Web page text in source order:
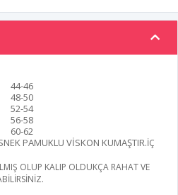
44-46
48-50
52-54
56-58
60-62
PAMUKLU VİSKON KUMAŞTIR.İÇ
OLUP KALIP OLDUKÇA RAHAT VE